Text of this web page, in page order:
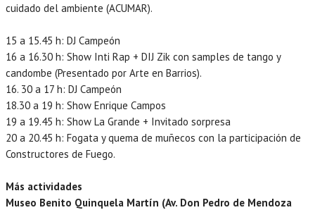
cuidado del ambiente (ACUMAR).
15 a 15.45 h: DJ Campeón
16 a 16.30 h: Show Inti Rap + DIJ Zik con samples de tango y
candombe (Presentado por Arte en Barrios).
16. 30 a 17 h: DJ Campeón
18.30 a 19 h: Show Enrique Campos
19 a 19.45 h: Show La Grande + Invitado sorpresa
20 a 20.45 h: Fogata y quema de muñecos con la participación de
Constructores de Fuego.
Más actividades
Museo Benito Quinquela Martín (Av. Don Pedro de Mendoza